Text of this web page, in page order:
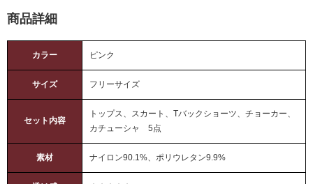
商品詳細
カラー ピンク
サイズ フリーサイズ
セット内容
トップス、スカート、Tバックショーツ、チョーカー、
カチューシャ 5点
素材 ナイロン90.1%、ポリウレタン9.9%